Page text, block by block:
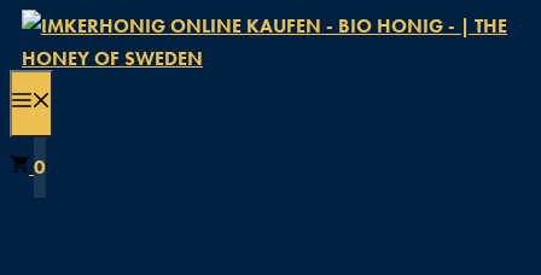
Zum
Inhalt
springen
0